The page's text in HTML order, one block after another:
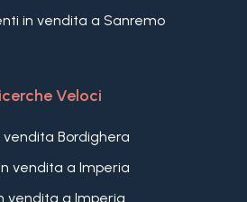
in vendita a Sanremo
Veloci
vendita Bordighera
vendita a Imperia
vendita a Imperia